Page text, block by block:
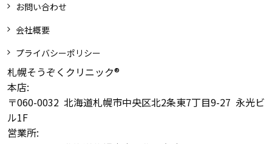
お問い合わせ
会社概要
プライバシーポリシー
札幌そうぞくクリニック®
本店:
〒060-0032 北海道札幌市中央区北2条東7丁目9-27 永光ビ
ル1F
営業所: